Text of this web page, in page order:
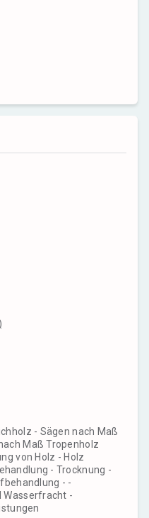
- Sägen nach Maß
Maß Tropenholz
von Holz - Holz
- Trocknung -
- -
Wasserfracht -